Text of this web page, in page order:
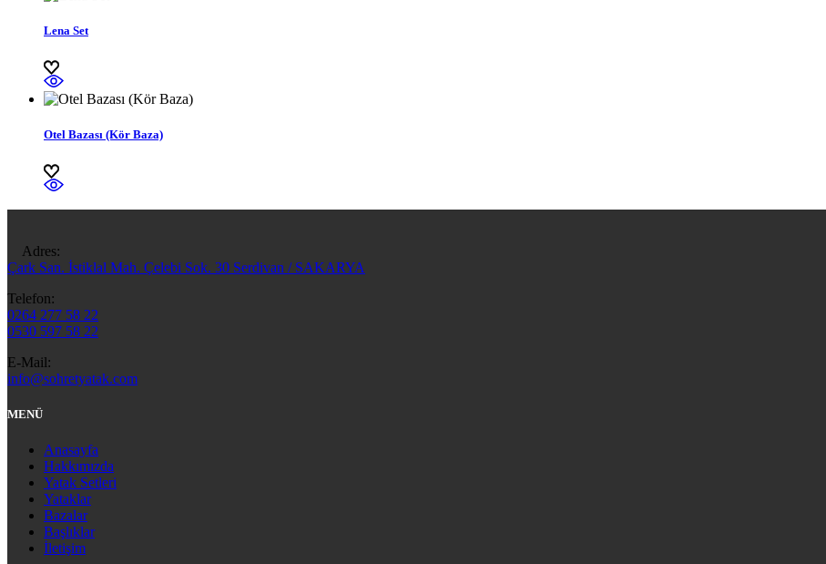
Lena Set
Otel Bazası (Kör Baza)
Adres:
Çark San. İstiklal Mah. Çelebi Sok. 30 Serdivan / SAKARYA
Telefon:
0264 277 58 22
0530 597 58 22
E-Mail:
info@sohretyatak.com
MENÜ
Anasayfa
Hakkımızda
Yatak Setleri
Yataklar
Bazalar
Başlıklar
İletişim